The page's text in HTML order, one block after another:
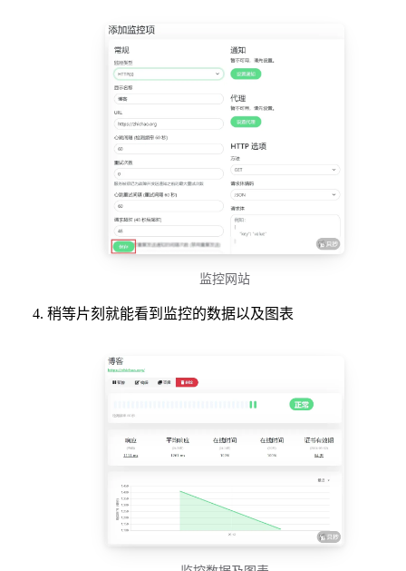
监控网站
稍等片刻就能看到监控的数据以及图表